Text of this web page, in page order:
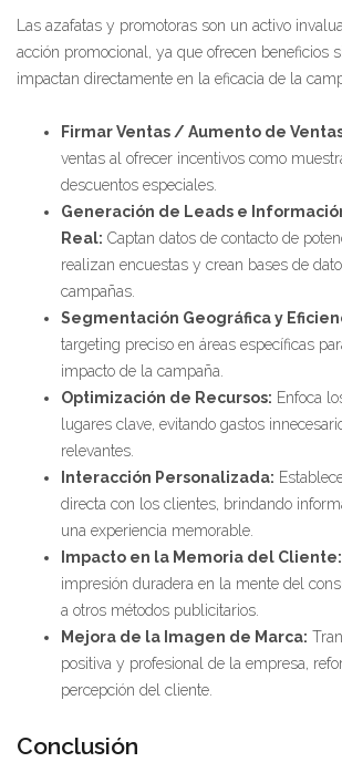
Las azafatas y promotoras son un activo
acción promocional, ya que ofrecen beneficios
impactan directamente en la eficacia de la
Firmar Ventas / Aumento de
ventas al ofrecer incentivos como
descuentos especiales.
Generación de Leads e
Real: Captan datos de contacto de
realizan encuestas y crean bases de
campañas.
Segmentación Geográfica y
targeting preciso en áreas específicas
impacto de la campaña.
Optimización de Recursos: Enfoca
lugares clave, evitando gastos
relevantes.
Interacción Personalizada:
directa con los clientes, brindando
una experiencia memorable.
Impacto en la Memoria del Cliente:
impresión duradera en la mente del
a otros métodos publicitarios.
Mejora de la Imagen de Marca:
positiva y profesional de la empresa,
percepción del cliente.
Conclusión